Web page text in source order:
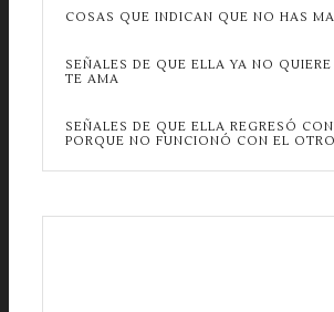
COSAS QUE INDICAN QUE NO HAS
SEÑALES DE QUE ELLA YA NO
TE AMA
SEÑALES DE QUE ELLA REGRESÓ
PORQUE NO FUNCIONÓ CON EL OTRO